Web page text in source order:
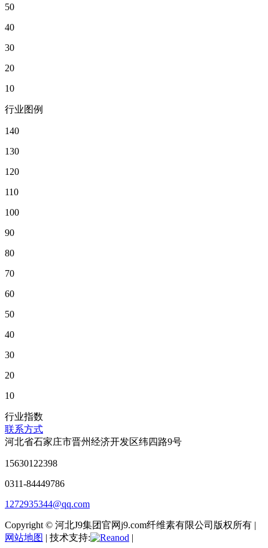
50
40
30
20
10
行业图例
140
130
120
110
100
90
80
70
60
50
40
30
20
10
行业指数
联系方式
河北省石家庄市晋州经济开发区纬四路9号
15630122398
0311-84449786
1272935344@qq.com
Copyright © 河北J9集团官网j9.com纤维素有限公司版权所有 |
网站地图 | 技术支持: |